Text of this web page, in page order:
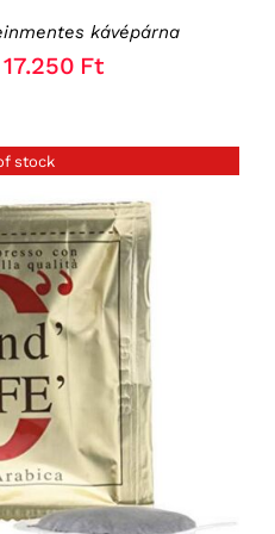
PAGE kávépárna
17.250 Ft
stock